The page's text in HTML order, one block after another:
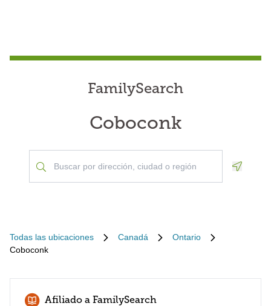
FamilySearch
Coboconk
Todas las ubicaciones Canadá
Ontario
Coboconk
Afiliado a FamilySearch